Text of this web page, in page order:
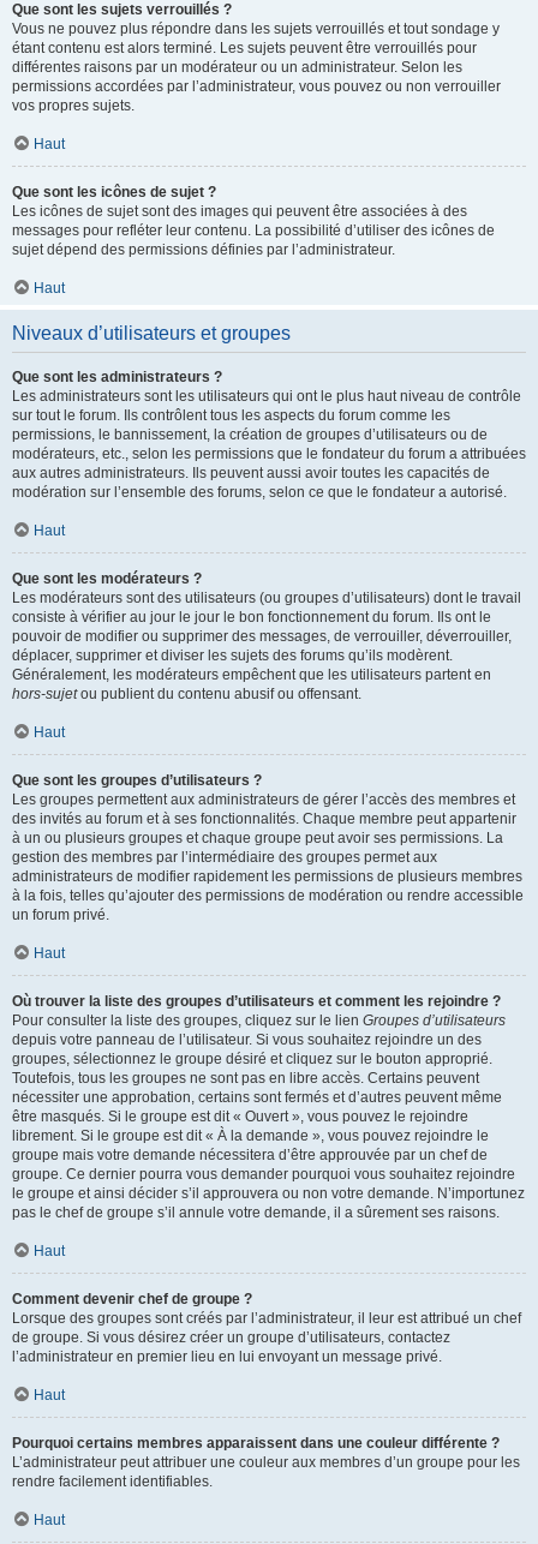
Que sont les sujets verrouillés ?
Vous ne pouvez plus répondre dans les sujets verrouillés et tout sondage y
étant contenu est alors terminé. Les sujets peuvent être verrouillés pour
différentes raisons par un modérateur ou un administrateur. Selon les
permissions accordées par l’administrateur, vous pouvez ou non verrouiller
vos propres sujets.
Haut
Que sont les icônes de sujet ?
Les icônes de sujet sont des images qui peuvent être associées à des
messages pour refléter leur contenu. La possibilité d’utiliser des icônes de
sujet dépend des permissions définies par l’administrateur.
Haut
Niveaux d’utilisateurs et groupes
Que sont les administrateurs ?
Les administrateurs sont les utilisateurs qui ont le plus haut niveau de contrôle
sur tout le forum. Ils contrôlent tous les aspects du forum comme les
permissions, le bannissement, la création de groupes d’utilisateurs ou de
modérateurs, etc., selon les permissions que le fondateur du forum a attribuées
aux autres administrateurs. Ils peuvent aussi avoir toutes les capacités de
modération sur l’ensemble des forums, selon ce que le fondateur a autorisé.
Haut
Que sont les modérateurs ?
Les modérateurs sont des utilisateurs (ou groupes d’utilisateurs) dont le travail
consiste à vérifier au jour le jour le bon fonctionnement du forum. Ils ont le
pouvoir de modifier ou supprimer des messages, de verrouiller, déverrouiller,
déplacer, supprimer et diviser les sujets des forums qu’ils modèrent.
Généralement, les modérateurs empêchent que les utilisateurs partent en
hors-sujetou publient du contenu abusif ou offensant.
Haut
Que sont les groupes d’utilisateurs ?
Les groupes permettent aux administrateurs de gérer l’accès des membres et
des invités au forum et à ses fonctionnalités. Chaque membre peut appartenir
à un ou plusieurs groupes et chaque groupe peut avoir ses permissions. La
gestion des membres par l’intermédiaire des groupes permet aux
administrateurs de modifier rapidement les permissions de plusieurs membres
à la fois, telles qu’ajouter des permissions de modération ou rendre accessible
un forum privé.
Haut
Où trouver la liste des groupes d’utilisateurs et comment les rejoindre ?
Pour consulter la liste des groupes, cliquez sur le lien Groupes d’utilisateurs
depuis votre panneau de l’utilisateur. Si vous souhaitez rejoindre un des
groupes, sélectionnez le groupe désiré et cliquez sur le bouton approprié.
Toutefois, tous les groupes ne sont pas en libre accès. Certains peuvent
nécessiter une approbation, certains sont fermés et d’autres peuvent même
être masqués. Si le groupe est dit « Ouvert », vous pouvez le rejoindre
librement. Si le groupe est dit « À la demande », vous pouvez rejoindre le
groupe mais votre demande nécessitera d’être approuvée par un chef de
groupe. Ce dernier pourra vous demander pourquoi vous souhaitez rejoindre
le groupe et ainsi décider s’il approuvera ou non votre demande. N’importunez
pas le chef de groupe s’il annule votre demande, il a sûrement ses raisons.
Haut
Comment devenir chef de groupe ?
Lorsque des groupes sont créés par l’administrateur, il leur est attribué un chef
de groupe. Si vous désirez créer un groupe d’utilisateurs, contactez
l’administrateur en premier lieu en lui envoyant un message privé.
Haut
Pourquoi certains membres apparaissent dans une couleur différente ?
L’administrateur peut attribuer une couleur aux membres d’un groupe pour les
rendre facilement identifiables.
Haut